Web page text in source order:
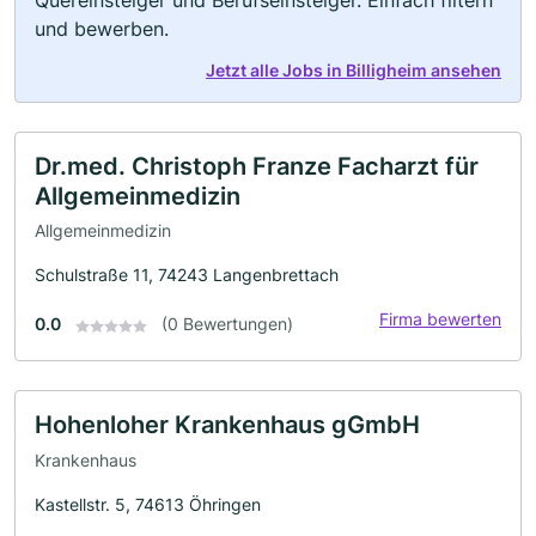
und bewerben.
Jetzt alle Jobs in Billigheim ansehen
Dr.med. Christoph Franze Facharzt für
Allgemeinmedizin
Allgemeinmedizin
Schulstraße 11, 74243 Langenbrettach
0.0 (0 Bewertungen) Firma bewerten
Hohenloher Krankenhaus gGmbH
Krankenhaus
Kastellstr. 5, 74613 Öhringen